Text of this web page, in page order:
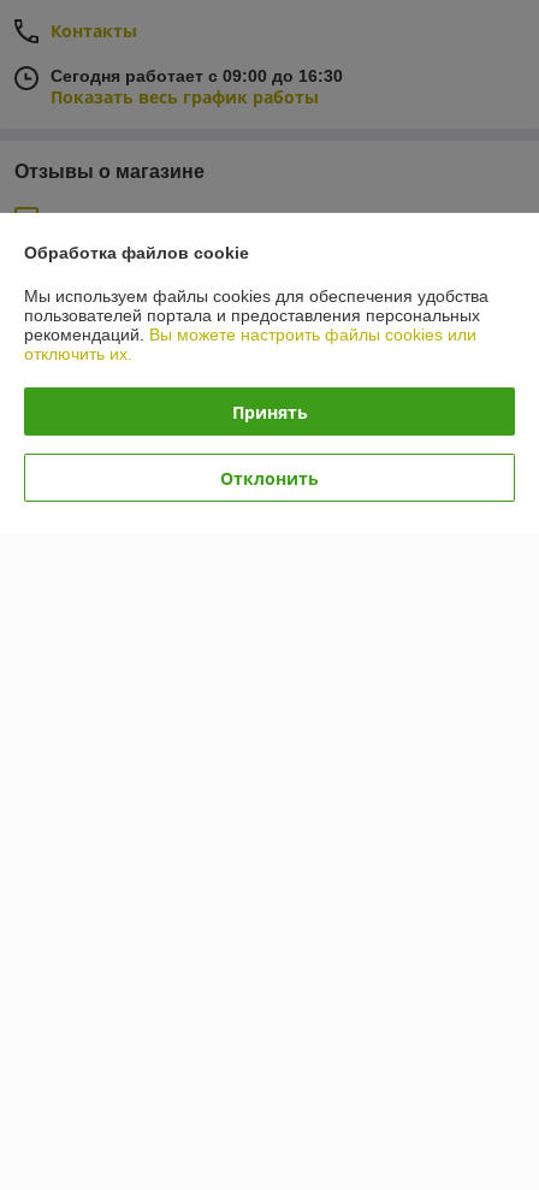
Контакты
Сегодня работает с 09:00 до 16:30
Показать весь график работы
Отзывы о магазине
30 отзывов за всё время
Андрей
Отлично
Сделка подтверждена через корзину
23.10.2023
Обработка файлов cookie
Мы используем файлы cookies для обеспечения удобства
пользователей портала и предоставления персональных
рекомендаций. Вы можете настроить файлы cookies или
отключить их.
Принять
Отклонить